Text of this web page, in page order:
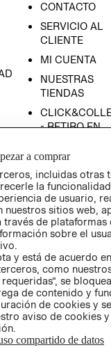
CONTACTO
SERVICIO AL
CLIENTE
MI CUENTA
NUESTRAS
TIENDAS
- RETIRO EN
TÉRMINOS Y
CONDICIONES
AVISO DE
PRIVACIDAD
GIFT CARD
COOKIES
a comprar
incluidas otras
la
de usuario,
sitios web,
de plataformas
sobre el
y está de acuerdo
como
se
de contenido y
de cookies y
aviso de cookies
compartido de datos